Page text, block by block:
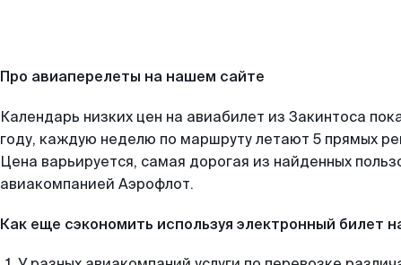
Про авиаперелеты на нашем сайте
Календарь низких цен на авиабилет из Закинтоса
году, каждую неделю по маршруту летают 5 прямых
Цена варьируется, самая дорогая из найденных
авиакомпанией Аэрофлот.
Как еще сэкономить используя электронный билет